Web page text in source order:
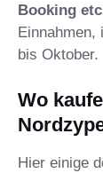
Booking
Einnahmen,
bis Oktober.
Wo
Hier einige